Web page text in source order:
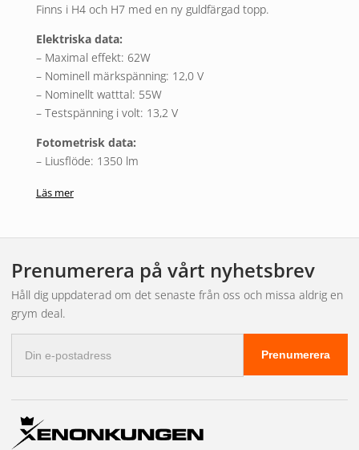
Finns i H4 och H7 med en ny guldfärgad topp.
Elektriska data:
– Maximal effekt: 62W
– Nominell märkspänning: 12,0 V
– Nominellt watttal: 55W
– Testspänning i volt: 13,2 V
Fotometrisk data:
– Ljusflöde: 1350 lm
– Produktvikt: 22,20 g
Livslängder:
– Livslängd B3: 150 h
– Livslängd Tc i timmar: 250 h
Läs mer
Prenumerera på vårt nyhetsbrev
Håll dig uppdaterad om det senaste från oss och missa aldrig en
grym deal.
postadress
Prenumerera